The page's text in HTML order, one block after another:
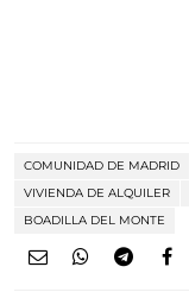
COMUNIDAD DE MADRID
VIVIENDA DE ALQUILER
BOADILLA DEL MONTE